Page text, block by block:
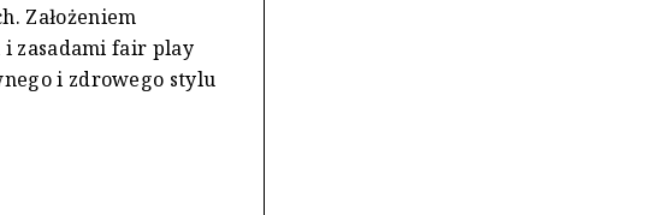
Założeniem
zasadami fair play
i zdrowego stylu